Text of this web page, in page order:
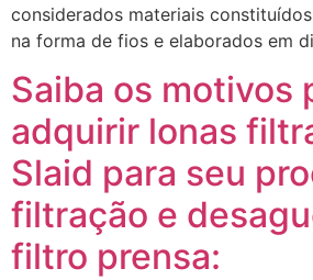
considerados materiais
na forma de fios e elaborados em
Saiba os motivos
adquirir lonas
Slaid para seu
filtração e
filtro prensa: